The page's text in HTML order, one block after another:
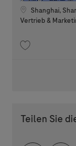
Standort
Shanghai,
Kategorie
Vertrieb &
Teilen Sie